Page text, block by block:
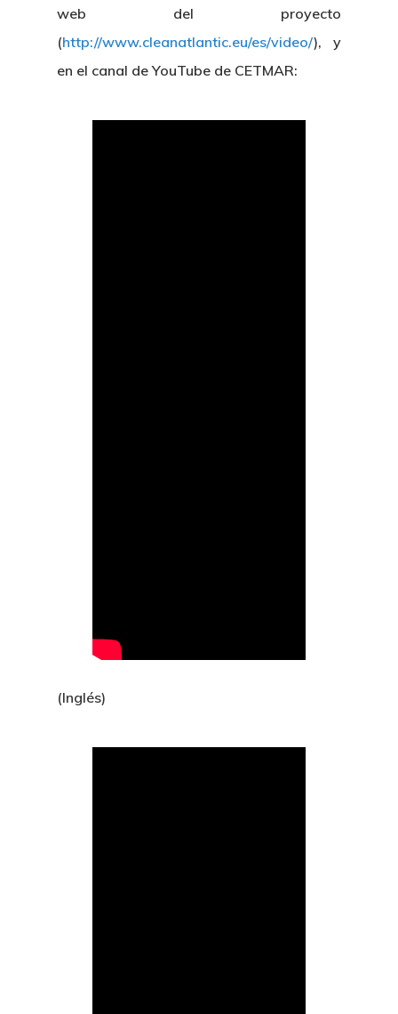
web del proyecto
(http://www.cleanatlantic.eu/es/video/), y
en el canal de YouTube de CETMAR:
(Inglés)